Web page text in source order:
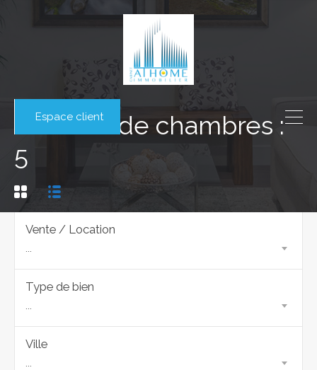
Espace client
Nombre de chambres :
5
Vente / Location
...
Type de bien
...
Ville
...